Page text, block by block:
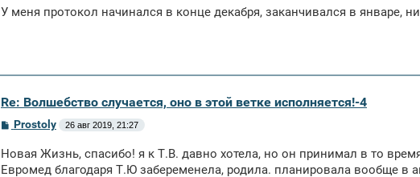
У меня протокол начинался в конце декабря, заканчивался в январе,
Re: Волшебство случается, оно в этой ветке исполняется!-4
С
б
щ
Prostoly 26 авг 2019, 21:27
Новая Жизнь, спасибо! я к Т.В. давно хотела, но он принимал в то
Евромед благодаря Т.Ю забеременела, родила. планировала вообще в